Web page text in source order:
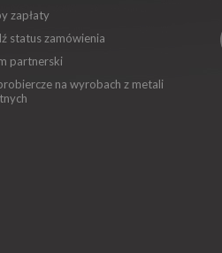
zapłaty
status zamówienia
partnerski
na wyrobach z metali